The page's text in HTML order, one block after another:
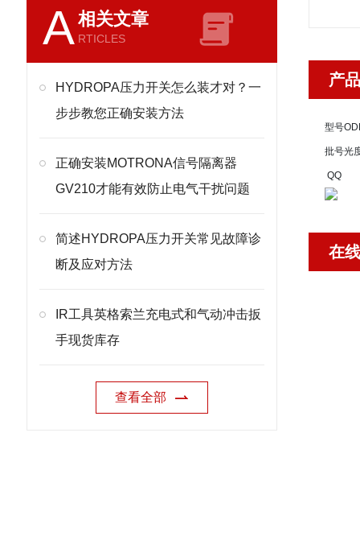
A相关文章
RTICLES
HYDROPA压力开关怎么装才对？一
步步教您正确安装方法
正确安装MOTRONA信号隔离器
GV210才能有效防止电气干扰问题
简述HYDROPA压力开关常见故障诊
断及应对方法
IR工具英格索兰充电式和气动冲击扳
手现货库存
查看全部
产
型号
批号光
QQ
在